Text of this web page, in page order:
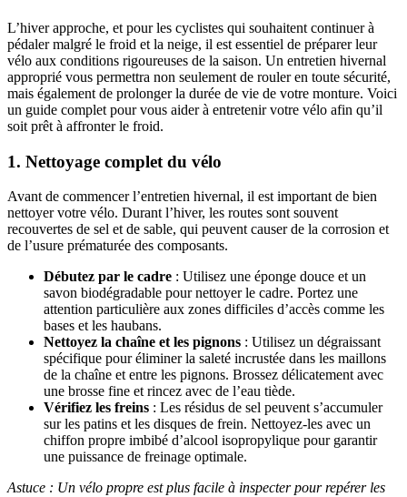
L’hiver approche, et pour les cyclistes qui souhaitent continuer à
pédaler malgré le froid et la neige, il est essentiel de préparer leur
vélo aux conditions rigoureuses de la saison. Un entretien hivernal
approprié vous permettra non seulement de rouler en toute sécurité,
mais également de prolonger la durée de vie de votre monture. Voici
un guide complet pour vous aider à entretenir votre vélo afin qu’il
soit prêt à affronter le froid.
1. Nettoyage complet du vélo
Avant de commencer l’entretien hivernal, il est important de bien
nettoyer votre vélo. Durant l’hiver, les routes sont souvent
recouvertes de sel et de sable, qui peuvent causer de la corrosion et
de l’usure prématurée des composants.
Débutez par le cadre : Utilisez une éponge douce et un
savon biodégradable pour nettoyer le cadre. Portez une
attention particulière aux zones difficiles d’accès comme les
bases et les haubans.
Nettoyez la chaîne et les pignons : Utilisez un dégraissant
spécifique pour éliminer la saleté incrustée dans les maillons
de la chaîne et entre les pignons. Brossez délicatement avec
une brosse fine et rincez avec de l’eau tiède.
Vérifiez les freins : Les résidus de sel peuvent s’accumuler
sur les patins et les disques de frein. Nettoyez-les avec un
chiffon propre imbibé d’alcool isopropylique pour garantir
une puissance de freinage optimale.
Astuce : Un vélo propre est plus facile à inspecter pour repérer les